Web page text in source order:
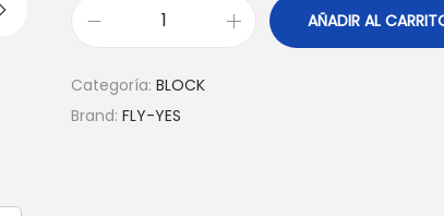
AÑADIR AL
Categoría: BLOCK
Brand: FLY-YES